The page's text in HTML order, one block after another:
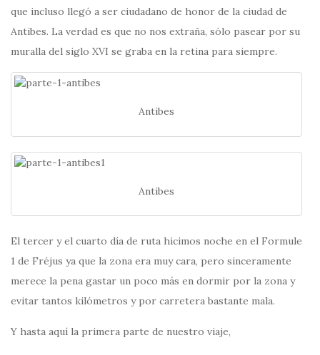
que incluso llegó a ser ciudadano de honor de la ciudad de
Antibes. La verdad es que no nos extraña, sólo pasear por su
muralla del siglo XVI se graba en la retina para siempre.
Antibes
Antibes
El tercer y el cuarto día de ruta hicimos noche en el Formule
1 de Fréjus ya que la zona era muy cara, pero sinceramente
merece la pena gastar un poco más en dormir por la zona y
evitar tantos kilómetros y por carretera bastante mala.
Y hasta aquí la primera parte de nuestro viaje,